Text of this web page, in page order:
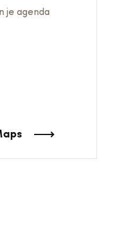
je agenda